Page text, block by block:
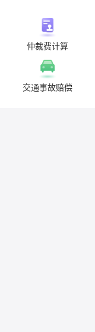
仲裁费计算
交通事故赔偿